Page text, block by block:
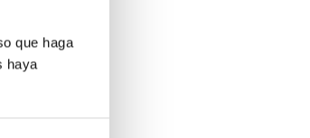
que haga
haya